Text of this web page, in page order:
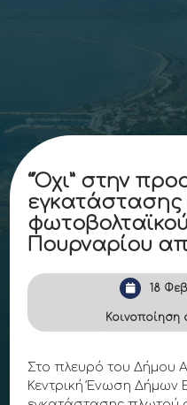
“Όχι” στην
Πουρναρίου
18
Κοινοποίηση
Στο πλευρό του Δήμου
Κεντρική Ένωση Δήμων